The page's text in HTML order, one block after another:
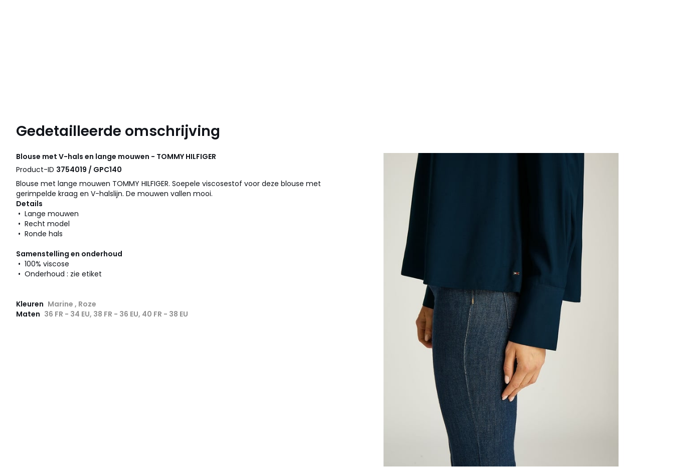
Gedetailleerde omschrijving
Blouse met V-hals en lange mouwen - TOMMY HILFIGER
Product-ID 3754019 / GPC140
Blouse met lange mouwen TOMMY HILFIGER. Soepele viscosestof voor deze blouse met
gerimpelde kraag en V-halslijn. De mouwen vallen mooi.
Details
• Lange mouwen
• Recht model
• Ronde hals
Samenstelling en onderhoud
• 100% viscose
• Onderhoud : zie etiket
Kleuren Marine , Roze
Maten 36 FR - 34 EU, 38 FR - 36 EU, 40 FR - 38 EU